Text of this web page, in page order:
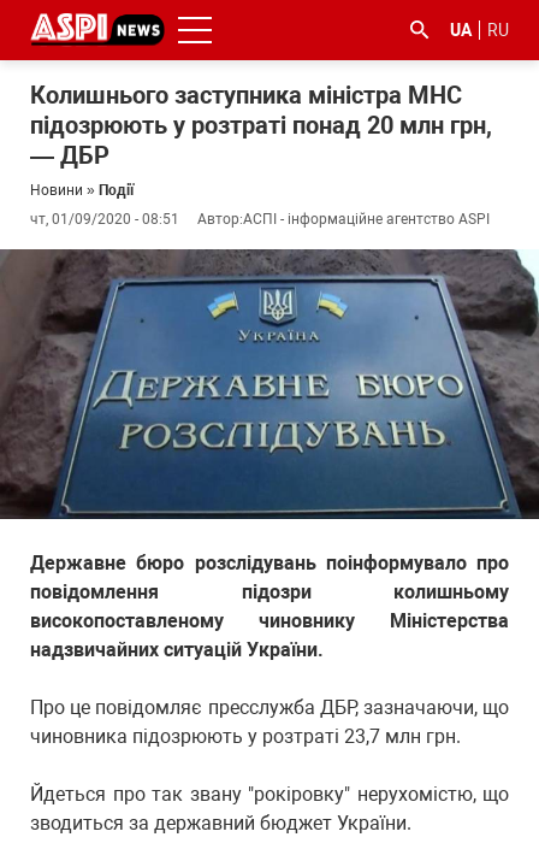
UA RU
Колишнього заступника міністра МНС
підозрюють у розтраті понад 20 млн грн,
— ДБР
Новини » Події
чт, 01/09/2020 - 08:51
Автор:АСПІ - інформаційне агентство ASPI
Державне бюро розслідувань поінформувало про
повідомлення підозри колишньому
високопоставленому чиновнику Міністерства
надзвичайних ситуацій України.
Про це повідомляє пресслужба ДБР, зазначаючи, що
чиновника підозрюють у розтраті 23,7 млн грн.
Йдеться про так звану "рокіровку" нерухомістю, що
зводиться за державний бюджет України.
#ООС
#боротьба
корупцією
#ДФС #Київ #коронавірус